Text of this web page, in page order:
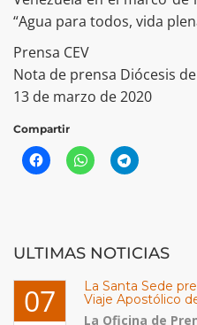
“Agua para todos, vida
Prensa CEV
Nota de prensa Diócesis
13 de marzo de 2020
Compartir
ULTIMAS NOTICIAS
07
La Santa Sede
Viaje Apostólico
La Oficina de